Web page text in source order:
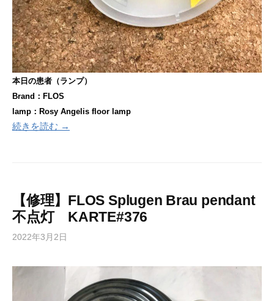
本日の患者（ランプ）
Brand：FLOS
lamp：Rosy Angelis floor lamp
続きを読む →
【修理】FLOS Splugen Brau pendant
不点灯 KARTE#376
2022年3月2日